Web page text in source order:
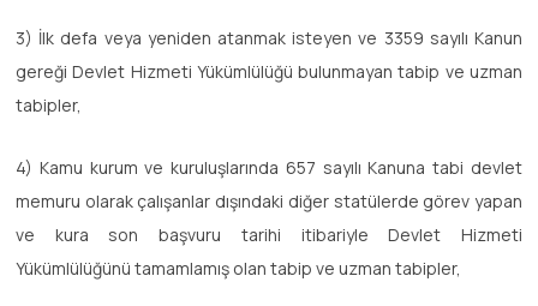
3) İlk defa veya yeniden atanmak isteyen ve 3359 sayılı Kanun
gereği Devlet Hizmeti Yükümlülüğü bulunmayan tabip ve uzman
tabipler,
4) Kamu kurum ve kuruluşlarında 657 sayılı Kanuna tabi devlet
memuru olarak çalışanlar dışındaki diğer statülerde görev yapan
ve kura son başvuru tarihi itibariyle Devlet Hizmeti
Yükümlülüğünü tamamlamış olan tabip ve uzman tabipler,